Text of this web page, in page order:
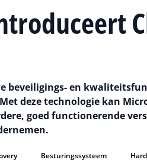
beveiligings- en
deze technologie kan
goed functionerende
Besturingssysteem